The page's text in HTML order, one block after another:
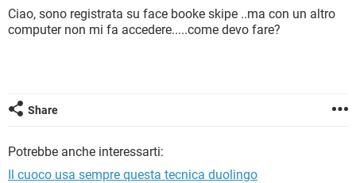
HARDWARE
INSTAGRAM WHATSAPP
TIKTOK FACEBOOK
iOS WINDOWS 10
HARDWARE
COVID-19 GAMING
INTRATTENIMENTO ANDROID
TIKTOK
Ciao, sono registrata su face booke skipe ..ma con un altro
computer non mi fa accedere.....come devo fare?
Share
Potrebbe anche interessarti:
Il cuoco usa sempre questa tecnica duolingo